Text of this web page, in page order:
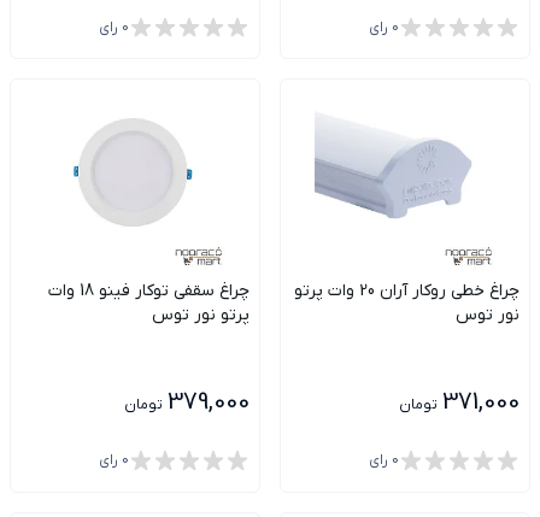
0 رای 0 رای
چراغ خطی روکار آران 20 وات پرتو
نور توس
371,000 تومان
0 رای
چراغ سقفی توکار فینو 18 وات
پرتو نور توس
379,000 تومان
0 رای